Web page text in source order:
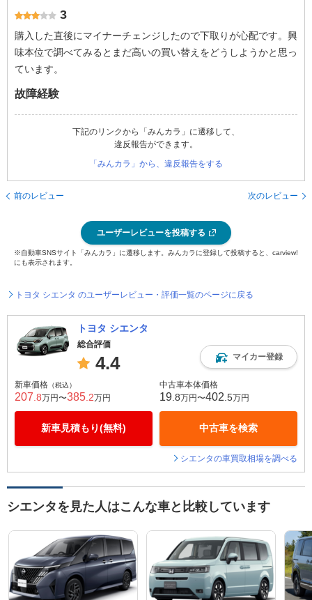
3
購入した直後にマイナーチェンジしたので下取りが心配です。興
味本位で調べてみるとまだ高いの買い替えをどうしようかと思っ
ています。
故障経験
下記のリンクから「みんカラ」に遷移して、
違反報告ができます。
「みんカラ」から、違反報告をする
前のレビュー 次のレビュー
ユーザーレビューを投稿する
※自動車SNSサイト「みんカラ」に遷移します。みんカラに登録して投稿すると、carview!
にも表示されます。
トヨタ シエンタ のユーザーレビュー・評価一覧のページに戻る
トヨタ シエンタ
総合評価
4.4 マイカー登録
新車価格 （税込）
207 .8万円〜385 .2万円
新車見積もり(無料)
中古車本体価格
19 .8万円〜402 .5万円
中古車を検索
シエンタの車買取相場を調べる
シエンタを見た人はこんな車と比較しています